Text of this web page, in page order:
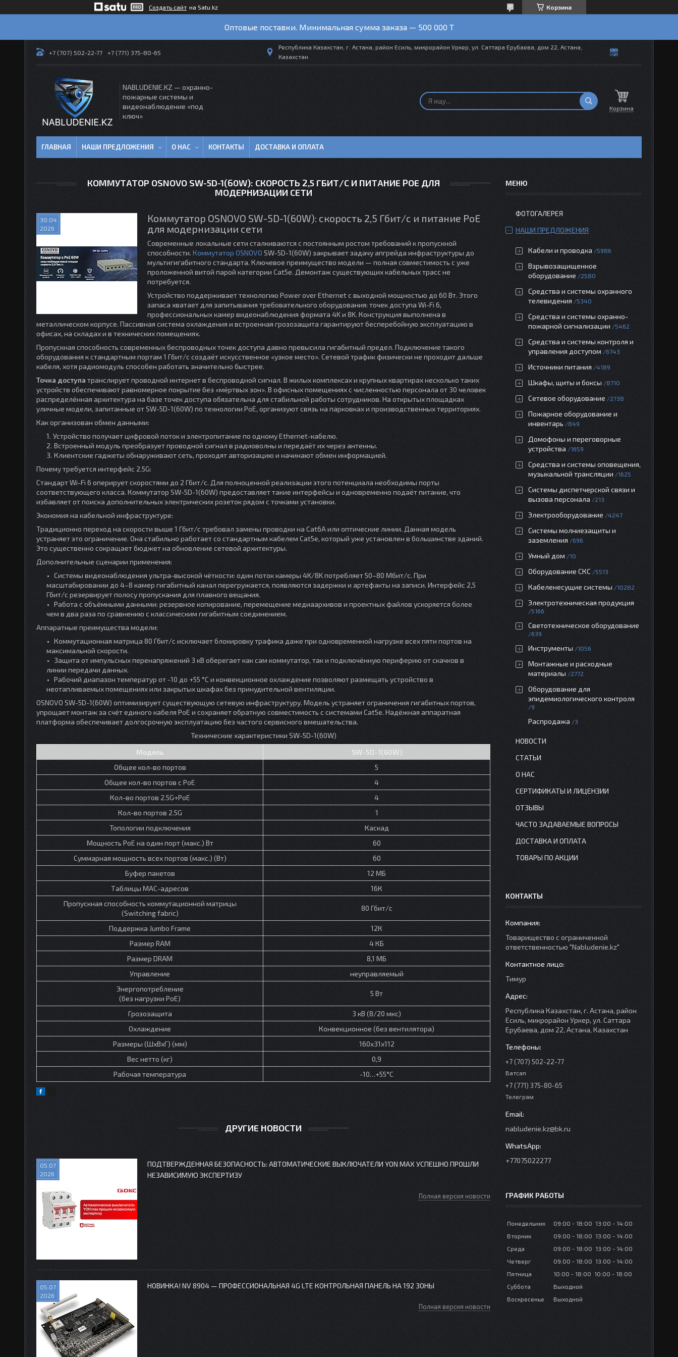
Создать сайт на Satu.kz Корзина
Оптовые поставки. Минимальная сумма заказа — 500 000 T
+7 (707) 502-22-77 +7 (771) 375-80-65
Республика Казахстан, г. Астана, район Есиль, микрорайон Уркер, ул. Саттара Ерубаева, дом 22, Астана,
Казахстан
NABLUDENIE.KZ — охранно-
пожарные системы и
видеонаблюдение «под
ключ»
Корзина
ГЛАВНАЯ НАШИ ПРЕДЛОЖЕНИЯ О НАС КОНТАКТЫ ДОСТАВКА И ОПЛАТА
КОММУТАТОР OSNOVO SW-5D-1(60W): СКОРОСТЬ 2,5 ГБИТ/С И ПИТАНИЕ POE ДЛЯ
МОДЕРНИЗАЦИИ СЕТИ
30.04
2026
Коммутатор OSNOVO SW-5D-1(60W): скорость 2,5 Гбит/с и питание PoE
для модернизации сети
Современные локальные сети сталкиваются с постоянным ростом требований к пропускной
способности. Коммутатор OSNOVO SW-5D-1(60W) закрывает задачу апгрейда инфраструктуры до
мультигигабитного стандарта. Ключевое преимущество модели — полная совместимость с уже
проложенной витой парой категории Cat5e. Демонтаж существующих кабельных трасс не
потребуется.
Устройство поддерживает технологию Power over Ethernet с выходной мощностью до 60 Вт. Этого
запаса хватает для запитывания требовательного оборудования: точек доступа Wi-Fi 6,
профессиональных камер видеонаблюдения формата 4K и 8K. Конструкция выполнена в
металлическом корпусе. Пассивная система охлаждения и встроенная грозозащита гарантируют бесперебойную эксплуатацию в
офисах, на складах и в технических помещениях.
Пропускная способность современных беспроводных точек доступа давно превысила гигабитный предел. Подключение такого
оборудования к стандартным портам 1 Гбит/с создаёт искусственное «узкое место». Сетевой трафик физически не проходит дальше
кабеля, хотя радиомодуль способен работать значительно быстрее.
Точка доступа транслирует проводной интернет в беспроводной сигнал. В жилых комплексах и крупных квартирах несколько таких
устройств обеспечивают равномерное покрытие без «мёртвых зон». В офисных помещениях с численностью персонала от 30 человек
распределённая архитектура на базе точек доступа обязательна для стабильной работы сотрудников. На открытых площадках
уличные модели, запитанные от SW-5D-1(60W) по технологии PoE, организуют связь на парковках и производственных территориях.
Как организован обмен данными:
Устройство получает цифровой поток и электропитание по одному Ethernet-кабелю.
Встроенный модуль преобразует проводной сигнал в радиоволны и передаёт их через антенны.
Клиентские гаджеты обнаруживают сеть, проходят авторизацию и начинают обмен информацией.
Почему требуется интерфейс 2.5G:
Стандарт Wi-Fi 6 оперирует скоростями до 2 Гбит/с. Для полноценной реализации этого потенциала необходимы порты
соответствующего класса. Коммутатор SW-5D-1(60W) предоставляет такие интерфейсы и одновременно подаёт питание, что
избавляет от поиска дополнительных электрических розеток рядом с точками установки.
Экономия на кабельной инфраструктуре:
Традиционно переход на скорости выше 1 Гбит/с требовал замены проводки на Cat6A или оптические линии. Данная модель
устраняет это ограничение. Она стабильно работает со стандартным кабелем Cat5e, который уже установлен в большинстве зданий.
Это существенно сокращает бюджет на обновление сетевой архитектуры.
Дополнительные сценарии применения:
Системы видеонаблюдения ультра-высокой чёткости: один поток камеры 4K/8K потребляет 50–80 Мбит/с. При
масштабировании до 4–8 камер гигабитный канал перегружается, появляются задержки и артефакты на записи. Интерфейс 2,5
Гбит/с резервирует полосу пропускания для плавного вещания.
Работа с объёмными данными: резервное копирование, перемещение медиаархивов и проектных файлов ускоряется более
чем в два раза по сравнению с классическим гигабитным соединением.
Аппаратные преимущества модели:
Коммутационная матрица 80 Гбит/с исключает блокировку трафика даже при одновременной нагрузке всех пяти портов на
максимальной скорости.
Защита от импульсных перенапряжений 3 кВ оберегает как сам коммутатор, так и подключённую периферию от скачков в
линии передачи данных.
Рабочий диапазон температур от -10 до +55 °C и конвекционное охлаждение позволяют размещать устройство в
неотапливаемых помещениях или закрытых шкафах без принудительной вентиляции.
OSNOVO SW-5D-1(60W) оптимизирует существующую сетевую инфраструктуру. Модель устраняет ограничения гигабитных портов,
упрощает монтаж за счёт единого кабеля PoE и сохраняет обратную совместимость с системами Cat5e. Надёжная аппаратная
платформа обеспечивает долгосрочную эксплуатацию без частого сервисного вмешательства.
Технические характеристики SW-5D-1(60W)
Модель
SW-5D-1(60W)
Общее кол-во портов
5
Общее кол-во портов с PoE
4
Кол-во портов 2.5G+PoE
4
Кол-во портов 2.5G
1
Топологии подключения
Каскад
Мощность PoE на один порт (макс.) Вт
60
Суммарная мощность всех портов (макс.) (Вт)
60
Буфер пакетов
12 МБ
Таблицы MAC-адресов
16К
Пропускная способность коммутационной матрицы
(Switching fabric)
80 Гбит/с
Поддержка Jumbo Frame
12К
Размер RAM
4 КБ
Размер DRAM
8,1 МБ
Управление
неуправляемый
Энергопотребление
(без нагрузки PoE)
5 Вт
Грозозащита
3 кВ (8/20 мкс)
Охлаждение
Конвекционное (без вентилятора)
Размеры (ШхВхГ) (мм)
160x31x112
Вес нетто (кг)
0,9
Рабочая температура
-10…+55°С
ДРУГИЕ НОВОСТИ
05.07
2026
ПОДТВЕРЖДЕННАЯ БЕЗОПАСНОСТЬ: АВТОМАТИЧЕСКИЕ ВЫКЛЮЧАТЕЛИ YON MAX УСПЕШНО ПРОШЛИ
НЕЗАВИСИМУЮ ЭКСПЕРТИЗУ
Полная версия новости
05.07
2026
НОВИНКА! NV 8904 — ПРОФЕССИОНАЛЬНАЯ 4G LTE КОНТРОЛЬНАЯ ПАНЕЛЬ НА 192 ЗОНЫ
Полная версия новости
ФОТОГАЛЕРЕЯ
НАШИ ПРЕДЛОЖЕНИЯ
Кабели и проводка 5986
Взрывозащищенное
оборудование
2580
Средства и системы охранного
телевидения
5340
Средства и системы охранно-
пожарной сигнализации
5462
Средства и системы контроля и
управления доступом
6743
Источники питания 4189
Шкафы, щиты и боксы 8710
Сетевое оборудование 2738
Пожарное оборудование и
инвентарь
849
Домофоны и переговорные
устройства
1659
Средства и системы оповещения,
музыкальной трансляции
1625
Системы диспетчерской связи и
вызова персонала
213
Электрооборудование 4247
Системы молниезащиты и
заземления
696
Умный дом 10
Оборудование СКС 5513
Кабеленесущие системы 10282
Электротехническая продукция
5166
Светотехническое оборудование
639
Инструменты 1056
Монтажные и расходные
материалы
2772
Оборудование для
эпидемиологического контроля
9
Распродажа 3
НОВОСТИ
СТАТЬИ
О НАС
СЕРТИФИКАТЫ И ЛИЦЕНЗИИ
ОТЗЫВЫ
ЧАСТО ЗАДАВАЕМЫЕ ВОПРОСЫ
ДОСТАВКА И ОПЛАТА
ТОВАРЫ ПО АКЦИИ
КОНТАКТЫ
Товарищество с ограниченной
ответственностью "Nabludenie.kz"
Тимур
Республика Казахстан, г. Астана, район
Есиль, микрорайон Уркер, ул. Саттара
Ерубаева, дом 22, Астана, Казахстан
+7 (707) 502-22-77
Ватсап
+7 (771) 375-80-65
Телеграм
nabludenie.kz@bk.ru
+77075022277
ГРАФИК РАБОТЫ
Понедельник 09:00 18:00 13:00
14:00
Вторник
09:00 18:00 13:00
14:00
Среда
09:00 18:00 13:00
14:00
Четверг
09:00 18:00 13:00
14:00
Пятница
10:00 18:00 10:00
18:00
Суббота
Выходной
Воскресенье
Выходной